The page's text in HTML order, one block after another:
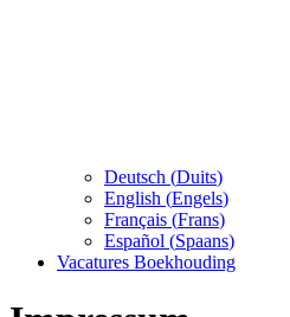
Deutsch (Duits)
English (Engels)
Français (Frans)
Español (Spaans)
Vacatures Boekhouding